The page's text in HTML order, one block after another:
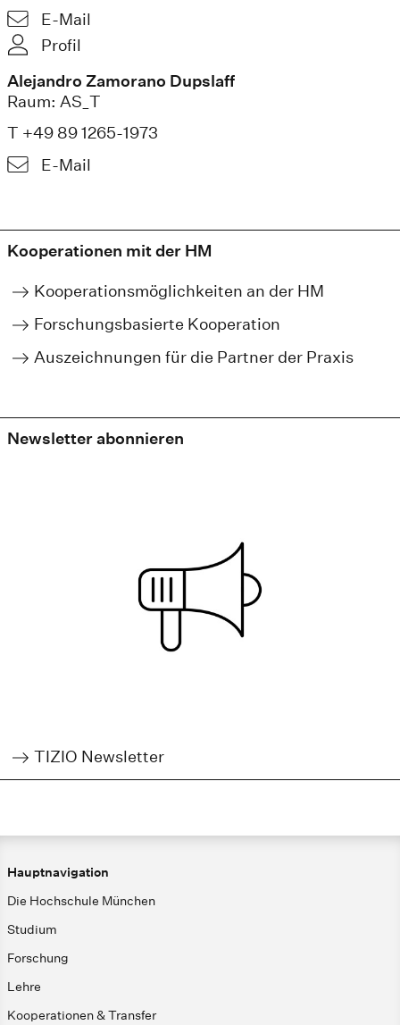
E-Mail
Profil
Alejandro Zamorano Dupslaff
Raum: AS_T
T +49 89 1265-1973
E-Mail
Kooperationen mit der HM
Kooperationsmöglichkeiten an der HM
Forschungsbasierte Kooperation
Auszeichnungen für die Partner der Praxis
Newsletter abonnieren
TIZIO Newsletter
Hauptnavigation
Die Hochschule München
Studium
Forschung
Lehre
Kooperationen & Transfer